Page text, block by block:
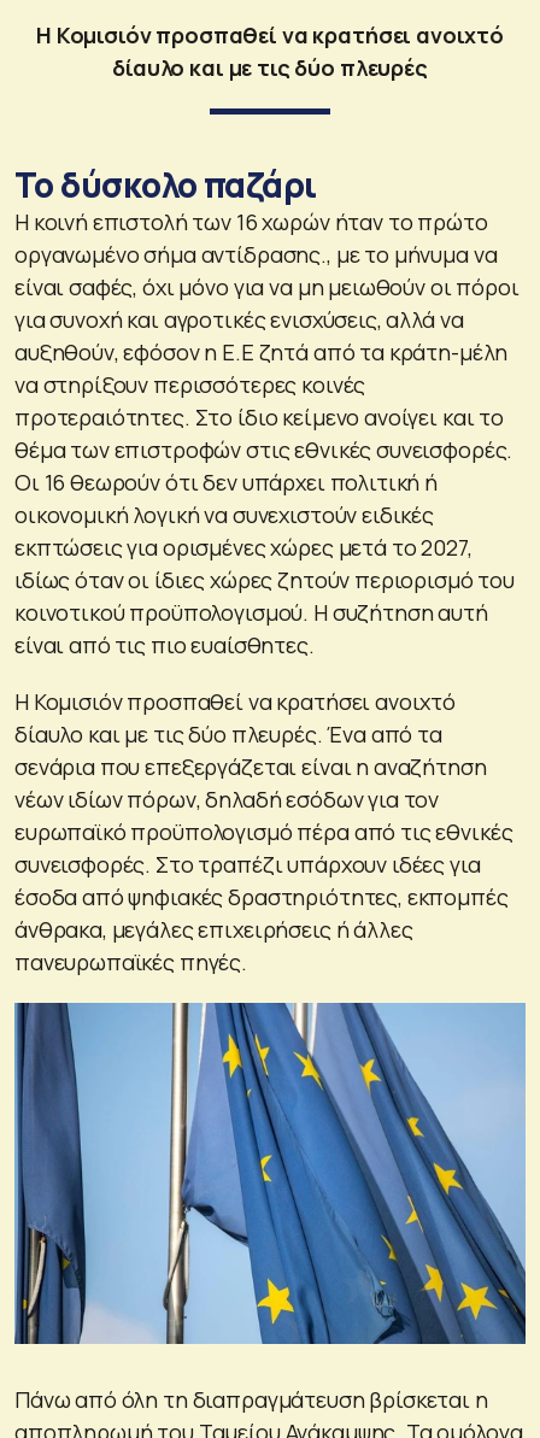
Η Κομισιόν προσπαθεί να κρατήσει ανοιχτό
δίαυλο και με τις δύο πλευρές
Το δύσκολο παζάρι
Η κοινή επιστολή των 16 χωρών ήταν το πρώτο
οργανωμένο σήμα αντίδρασης., με το μήνυμα να
είναι σαφές, όχι μόνο για να μη μειωθούν οι πόροι
για συνοχή και αγροτικές ενισχύσεις, αλλά να
αυξηθούν, εφόσον η Ε.Ε ζητά από τα κράτη-μέλη
να στηρίξουν περισσότερες κοινές
προτεραιότητες. Στο ίδιο κείμενο ανοίγει και το
θέμα των επιστροφών στις εθνικές συνεισφορές.
Οι 16 θεωρούν ότι δεν υπάρχει πολιτική ή
οικονομική λογική να συνεχιστούν ειδικές
εκπτώσεις για ορισμένες χώρες μετά το 2027,
ιδίως όταν οι ίδιες χώρες ζητούν περιορισμό του
κοινοτικού προϋπολογισμού. Η συζήτηση αυτή
είναι από τις πιο ευαίσθητες.
Η Κομισιόν προσπαθεί να κρατήσει ανοιχτό
δίαυλο και με τις δύο πλευρές. Ένα από τα
σενάρια που επεξεργάζεται είναι η αναζήτηση
νέων ιδίων πόρων, δηλαδή εσόδων για τον
ευρωπαϊκό προϋπολογισμό πέρα από τις εθνικές
συνεισφορές. Στο τραπέζι υπάρχουν ιδέες για
έσοδα από ψηφιακές δραστηριότητες, εκπομπές
άνθρακα, μεγάλες επιχειρήσεις ή άλλες
πανευρωπαϊκές πηγές.
Πάνω από όλη τη διαπραγμάτευση βρίσκεται η
αποπληρωμή του Ταμείου Ανάκαμψης. Τα ομόλογα